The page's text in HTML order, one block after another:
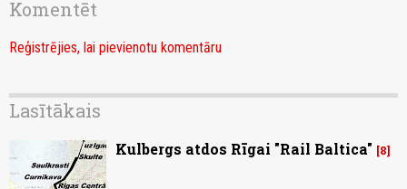
Komentēt
Reģistrējies, lai pievienotu komentāru
Lasītākais
Kulbergs atdos Rīgai "Rail Baltica" 8